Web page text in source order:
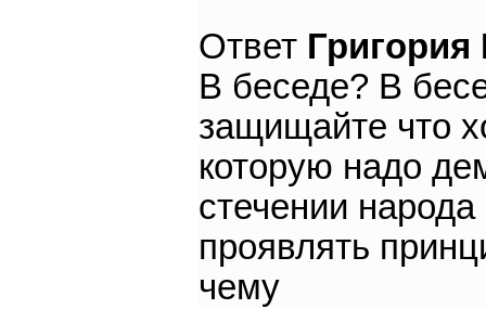
Ответ
В беседе? В
защищайте что
которую надо
стечении
проявлять
чему